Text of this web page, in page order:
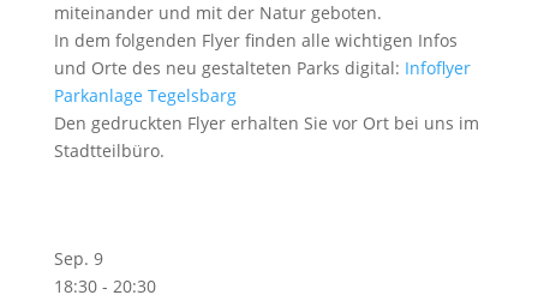
miteinander und mit der Natur geboten.
In dem folgenden Flyer finden alle wichtigen Infos
und Orte des neu gestalteten Parks digital: Infoflyer
Parkanlage Tegelsbarg
Den gedruckten Flyer erhalten Sie vor Ort bei uns im
Stadtteilbüro.
Sep. 9
18:30- 20:30